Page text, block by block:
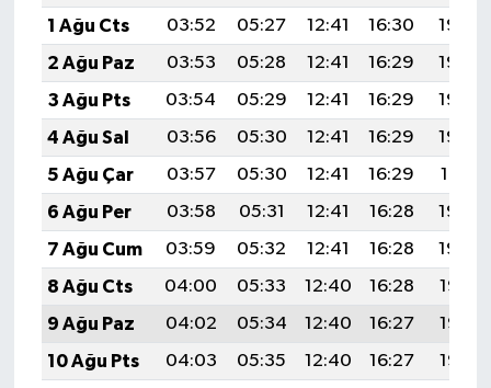
1 Ağu Cts
03:52 05:27 12:41 16:30
19:45
2 Ağu Paz
03:53 05:28 12:41 16:29
19:44
3 Ağu Pts
03:54 05:29 12:41 16:29
19:43
4 Ağu Sal
03:56 05:30 12:41 16:29
19:42
5 Ağu Çar
03:57 05:30 12:41 16:29
19:41
6 Ağu Per
03:58 05:31 12:41 16:28
19:40
7 Ağu Cum
03:59 05:32 12:41 16:28
19:39
8 Ağu Cts
04:00 05:33 12:40 16:28
19:38
9 Ağu Paz
04:02 05:34 12:40 16:27
19:37
10 Ağu Pts
04:03 05:35 12:40 16:27
19:36